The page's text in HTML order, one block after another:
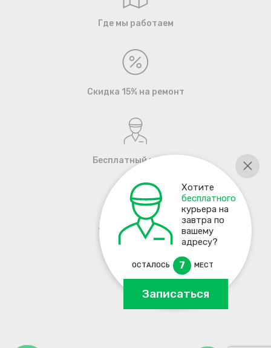
Хотите
бесплатного
курьера на
завтра по
вашему
адресу?
ОСТАЛОСЬ 7 МЕСТ
Записаться
Где мы работаем
Скидка 15% на ремонт
Бесплатный курьер
+7 495 137-93-17